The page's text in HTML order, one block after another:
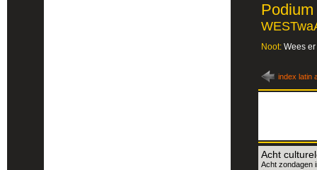
Noot: Wees
index latin
Acht
Acht zondagen